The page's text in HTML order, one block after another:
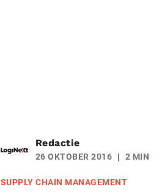
Redactie
26 OKTOBER 2016 2 MIN
SUPPLY CHAIN MANAGEMENT